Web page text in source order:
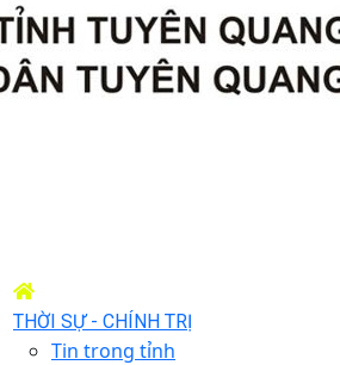
THỜI SỰ - CHÍNH TRỊ
Tin trong tỉnh